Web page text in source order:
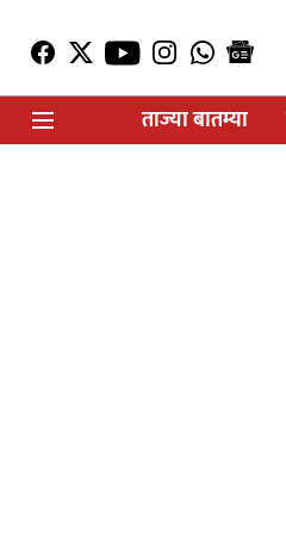
ताज्या बातम्या